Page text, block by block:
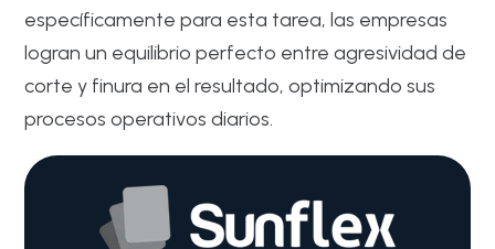
específicamente para esta tarea, las empresas
logran un equilibrio perfecto entre agresividad de
corte y finura en el resultado, optimizando sus
procesos operativos diarios.